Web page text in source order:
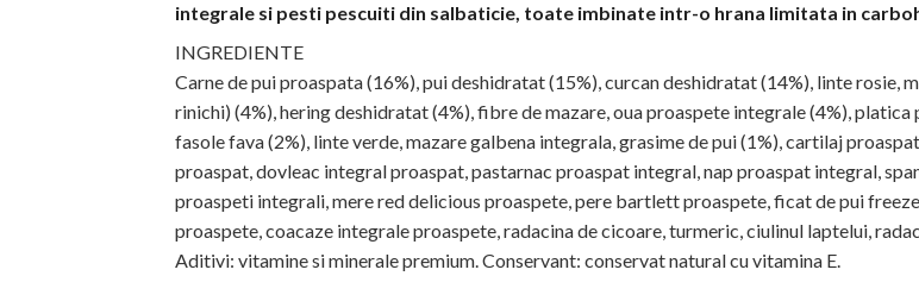
integrale si pesti pescuiti din salbaticie, toate imbinate intr-o hrana limitata in
INGREDIENTE
Carne de pui proaspata (16%), pui deshidratat (15%), curcan deshidratat (14%), linte rosie,
rinichi) (4%), hering deshidratat (4%), fibre de mazare, oua proaspete integrale (4%),
fasole fava (2%), linte verde, mazare galbena integrala, grasime de pui (1%), cartilaj
proaspat, dovleac integral proaspat, pastarnac proaspat integral, nap proaspat integral,
proaspeti integrali, mere red delicious proaspete, pere bartlett proaspete, ficat de pui
proaspete, coacaze integrale proaspete, radacina de cicoare, turmeric, ciulinul laptelui,
Aditivi: vitamine si minerale premium. Conservant: conservat natural cu vitamina E.